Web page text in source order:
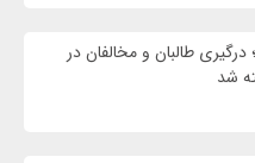
طالبان و مخالفان در
شد